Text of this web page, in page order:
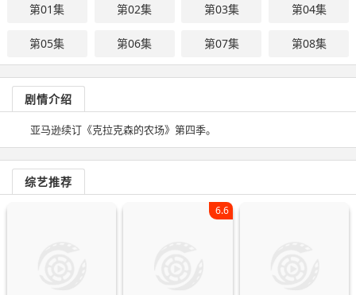
第01集 第02集 第03集 第04集
第05集 第06集 第07集 第08集
剧情介绍
亚马逊续订《克拉克森的农场》第四季。
综艺推荐
6.6